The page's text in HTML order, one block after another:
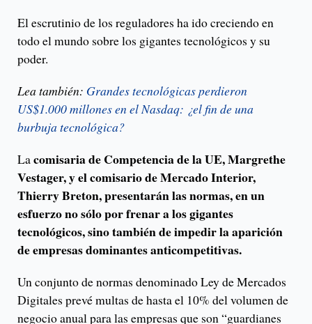
El escrutinio de los reguladores ha ido creciendo en
todo el mundo sobre los gigantes tecnológicos y su
poder.
Lea también: Grandes tecnológicas perdieron
US$1.000 millones en el Nasdaq: ¿el fin de una
burbuja tecnológica?
Lacomisaria de Competencia de la UE, Margrethe
Vestager, y el comisario de Mercado Interior,
Thierry Breton, presentarán las normas, en un
esfuerzo no sólo por frenar a los gigantes
tecnológicos, sino también de impedir la aparición
de empresas dominantes anticompetitivas.
Un conjunto de normas denominado Ley de Mercados
Digitales prevé multas de hasta el 10% del volumen de
negocio anual para las empresas que son “guardianes